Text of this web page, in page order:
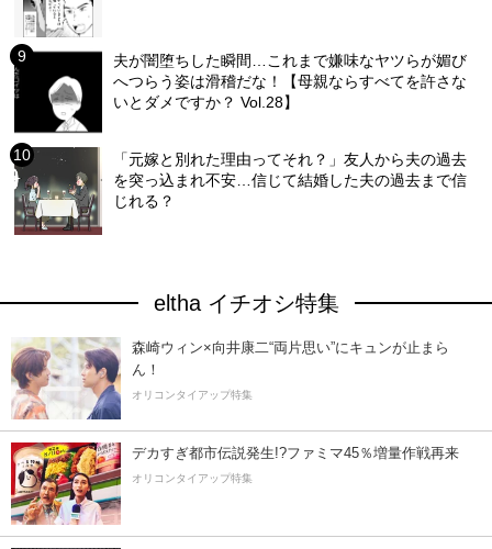
夫が闇堕ちした瞬間…これまで嫌味なヤツらが媚び
へつらう姿は滑稽だな！【母親ならすべてを許さな
いとダメですか？ Vol.28】
「元嫁と別れた理由ってそれ？」友人から夫の過去
を突っ込まれ不安…信じて結婚した夫の過去まで信
じれる？
eltha イチオシ特集
森崎ウィン×向井康二“両片思い”にキュンが止まら
ん！
オリコンタイアップ特集
デカすぎ都市伝説発生!?ファミマ45％増量作戦再来
オリコンタイアップ特集